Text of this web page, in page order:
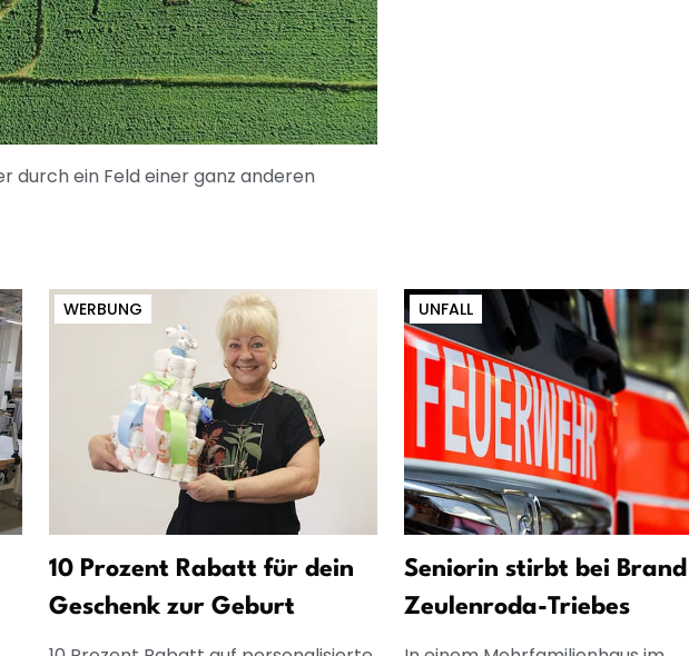
durch ein Feld einer ganz anderen
WERBUNG
10 Prozent Rabatt für dein
Geschenk zur Geburt
UNFALL
Seniorin stirbt bei
Zeulenroda-Triebes